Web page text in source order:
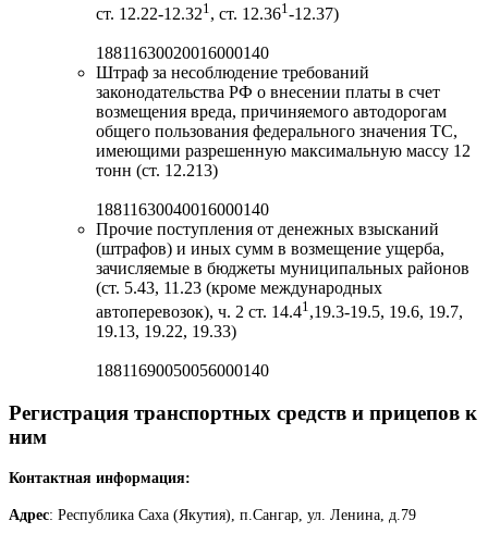
ст. 12.22-12.321 , ст. 12.361 -12.37)
18811630020016000140
Штраф за несоблюдение требований
законодательства РФ о внесении платы в счет
возмещения вреда, причиняемого автодорогам
общего пользования федерального значения ТС,
имеющими разрешенную максимальную массу 12
тонн (ст. 12.213)
18811630040016000140
Прочие поступления от денежных взысканий
(штрафов) и иных сумм в возмещение ущерба,
зачисляемые в бюджеты муниципальных районов
(ст. 5.43, 11.23 (кроме международных
автоперевозок), ч. 2 ст. 14.41,19.3-19.5, 19.6, 19.7,
19.13, 19.22, 19.33)
18811690050056000140
Регистрация транспортных средств и прицепов к
ним
Контактная информация:
Адрес: Республика Саха (Якутия), п.Сангар, ул. Ленина, д.79